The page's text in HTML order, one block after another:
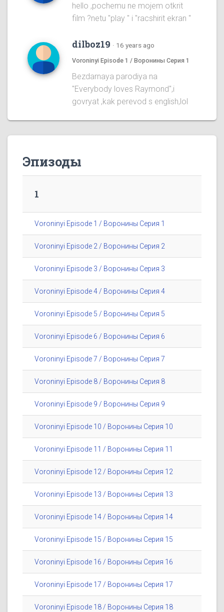
hello ,pochemu ne mojem otkrit
film ?netu "play " i "racshirit ekran "
dilboz19 · 16 years ago
Voroninyi Episode 1 / Воронины Серия 1
Bezdarnaya parodiya na
''Everybody loves Raymond'',i
govryat ,kak perevod s english,lol
Эпизоды
1
Voroninyi Episode 1 / Воронины Серия 1
Voroninyi Episode 2 / Воронины Серия 2
Voroninyi Episode 3 / Воронины Серия 3
Voroninyi Episode 4 / Воронины Серия 4
Voroninyi Episode 5 / Воронины Серия 5
Voroninyi Episode 6 / Воронины Серия 6
Voroninyi Episode 7 / Воронины Серия 7
Voroninyi Episode 8 / Воронины Серия 8
Voroninyi Episode 9 / Воронины Серия 9
Voroninyi Episode 10 / Воронины Серия 10
Voroninyi Episode 11 / Воронины Серия 11
Voroninyi Episode 12 / Воронины Серия 12
Voroninyi Episode 13 / Воронины Серия 13
Voroninyi Episode 14 / Воронины Серия 14
Voroninyi Episode 15 / Воронины Серия 15
Voroninyi Episode 16 / Воронины Серия 16
Voroninyi Episode 17 / Воронины Серия 17
Voroninyi Episode 18 / Воронины Серия 18